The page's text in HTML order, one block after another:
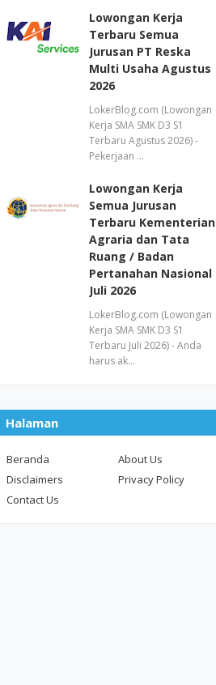
Lowongan Kerja
Terbaru Semua
Jurusan PT Reska
Multi Usaha Agustus
2026
LokerBlog.com (Lowongan
Kerja SMA SMK D3 S1
Terbaru Agustus 2026) -
Pekerjaan …
Lowongan Kerja
Semua Jurusan
Terbaru Kementerian
Agraria dan Tata
Ruang / Badan
Pertanahan Nasional
Juli 2026
LokerBlog.com (Lowongan
Kerja SMA SMK D3 S1
Terbaru Juli 2026) - Anda
harus ak…
Halaman
Beranda
About Us
Disclaimers
Privacy Policy
Contact Us